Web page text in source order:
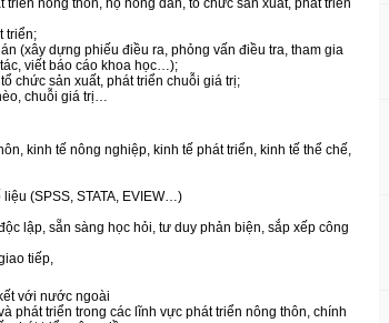
nông thôn, hộ nông dân, tổ chức sản xuất, phát triển
triển;
(xây dựng phiếu điều ra, phỏng vấn điều tra, tham gia
viết báo cáo khoa học…);
chức sản xuất, phát triển chuỗi giá trị;
chuỗi giá trị…
kinh tế nông nghiệp, kinh tế phát triển, kinh tế thể chế,
(SPSS, STATA, EVIEW…)
lập, sẵn sàng học hỏi, tư duy phản biện, sắp xếp công
tiếp,
với nước ngoài
phát triển trong các lĩnh vực phát triển nông thôn, chính